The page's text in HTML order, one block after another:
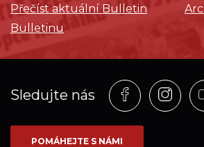
Přečíst aktuální Bulletin
Bulletinu
Sledujte nás
Profil
na
síti_Facebook
Profil
na
POMÁHEJTE S NÁMI